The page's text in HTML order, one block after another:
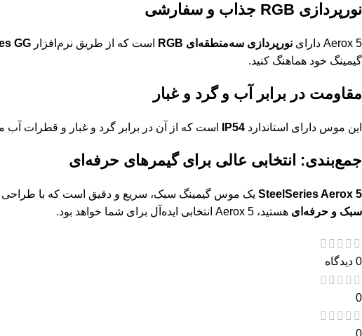
نورپردازی RGB جذاب و سفارشی
Aerox 5 دارای نورپردازی سه‌منطقه‌ای RGB است که از طریق نرم‌افزار GG
گیمینگ خود هماهنگ کنید.
مقاومت در برابر آب و گرد و غبار
این موس دارای استاندارد IP54 است که از آن در برابر گرد و غبار و قطرات
جمع‌بندی: انتخابی عالی برای گیمرهای حرفه‌ای
SteelSeries Aerox 5 یک موس گیمینگ سبک، سریع و دقیق است که با طراحی
سبک و حرفه‌ای هستید، Aerox 5 انتخابی ایده‌آل برای شما خواهد بود.
0 دیدگاه
0
0